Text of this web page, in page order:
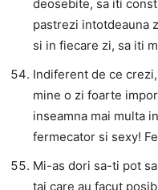
deosebite, sa iti
pastrezi intotdeauna
si in fiecare zi, sa iti
Indiferent de ce
mine o zi foarte
inseamna mai multa
fermecator si sexy!
Mi-as dori sa-ti pot
tai care au facut